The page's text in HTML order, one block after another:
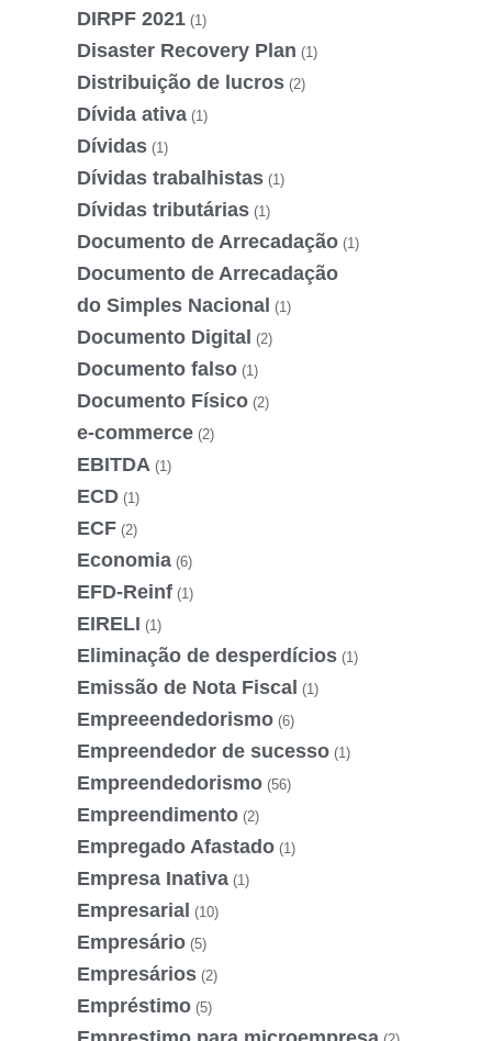
DIRPF 2021 (1)
Disaster Recovery Plan (1)
Distribuição de lucros (2)
Dívida ativa (1)
Dívidas (1)
Dívidas trabalhistas (1)
Dívidas tributárias (1)
Documento de Arrecadação (1)
Documento de Arrecadação
do Simples Nacional (1)
Documento Digital (2)
Documento falso (1)
Documento Físico (2)
e-commerce (2)
EBITDA (1)
ECD (1)
ECF (2)
Economia (6)
EFD-Reinf (1)
EIRELI (1)
Eliminação de desperdícios (1)
Emissão de Nota Fiscal (1)
Empreeendedorismo (6)
Empreendedor de sucesso (1)
Empreendedorismo (56)
Empreendimento (2)
Empregado Afastado (1)
Empresa Inativa (1)
Empresarial (10)
Empresário (5)
Empresários (2)
Empréstimo (5)